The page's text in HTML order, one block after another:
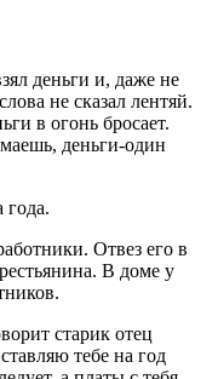
деньги и, даже не
не сказал лентяй.
в огонь бросает.
деньги-один
года.
Отвез его в
В доме у
старик отец
тебе на год